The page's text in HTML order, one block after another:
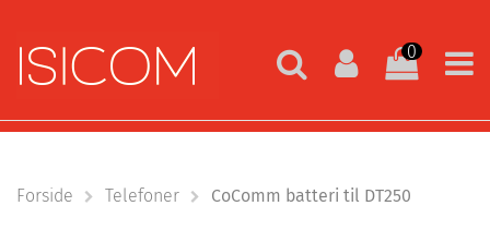
0
Forside Telefoner CoComm batteri til DT250